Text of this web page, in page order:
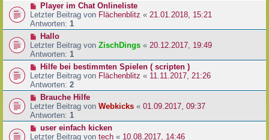
Player im Chat Onlineliste
Letzter Beitrag von Flächenblitz « 21.01.2018, 15:21
Antworten: 1
Hallo
Letzter Beitrag von ZischDings « 20.12.2017, 19:49
Antworten: 1
Hilfe bei bestimmten Spielen ( scripten )
Letzter Beitrag von Flächenblitz « 11.11.2017, 21:26
Antworten: 2
Brauche Hilfe
Letzter Beitrag von Webkicks « 01.09.2017, 09:37
Antworten: 1
user einfach kicken
Letzter Beitrag von tech « 10.08.2017, 14:46